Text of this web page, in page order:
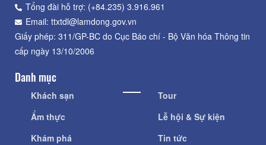
Tổng đài hỗ trợ: (+84.235) 3.916.961
Email: ttxtdl@lamdong.gov.vn
Giấy phép: 311/GP-BC do Cục Báo chí - Bộ Văn hóa Thông tin
cấp ngày 13/10/2006
Danh mục
Khách sạn
Ẩm thực
Khám phá
Tour
Lễ hội & Sự kiện
Tin tức